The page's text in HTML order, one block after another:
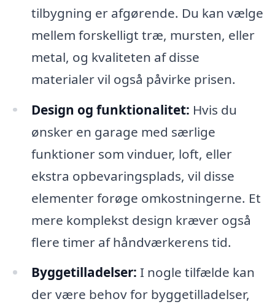
tilbygning er afgørende. Du kan vælge
mellem forskelligt træ, mursten, eller
metal, og kvaliteten af disse
materialer vil også påvirke prisen.
Design og funktionalitet: Hvis du
ønsker en garage med særlige
funktioner som vinduer, loft, eller
ekstra opbevaringsplads, vil disse
elementer forøge omkostningerne. Et
mere komplekst design kræver også
flere timer af håndværkerens tid.
Byggetilladelser: I nogle tilfælde kan
der være behov for byggetilladelser,